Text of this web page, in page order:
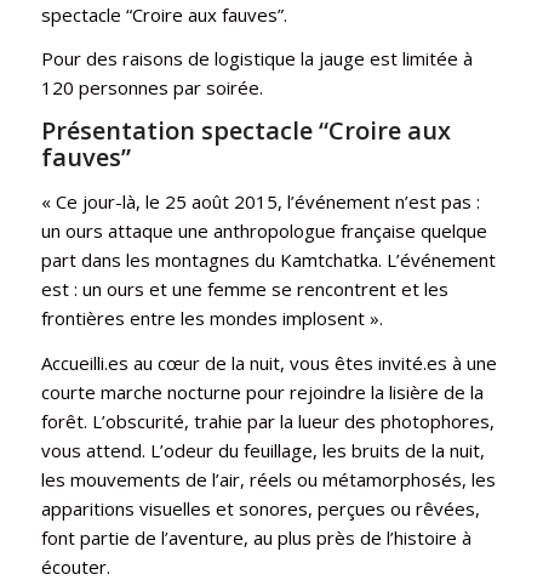
spectacle “Croire aux fauves”.
Pour des raisons de logistique la jauge est limitée à
120 personnes par soirée.
Présentation spectacle “Croire aux
fauves”
« Ce jour-là, le 25 août 2015, l’événement n’est pas :
un ours attaque une anthropologue française quelque
part dans les montagnes du Kamtchatka. L’événement
est : un ours et une femme se rencontrent et les
frontières entre les mondes implosent ».
Accueilli.es au cœur de la nuit, vous êtes invité.es à une
courte marche nocturne pour rejoindre la lisière de la
forêt. L’obscurité, trahie par la lueur des photophores,
vous attend. L’odeur du feuillage, les bruits de la nuit,
les mouvements de l’air, réels ou métamorphosés, les
apparitions visuelles et sonores, perçues ou rêvées,
font partie de l’aventure, au plus près de l’histoire à
écouter.